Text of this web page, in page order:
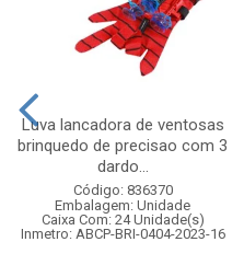
Luva lancadora de ventosas
brinquedo de precisao com 3
dardo...
Código: 836370
Embalagem: Unidade
Caixa Com: 24 Unidade(s)
Inmetro: ABCP-BRI-0404-2023-16